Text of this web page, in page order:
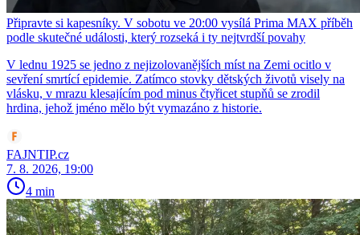
Připravte si kapesníky. V sobotu ve 20:00 vysílá Prima MAX příběh
podle skutečné události, který rozseká i ty nejtvrdší povahy
V lednu 1925 se jedno z nejizolovanějších míst na Zemi ocitlo v
sevření smrtící epidemie. Zatímco stovky dětských životů visely na
vlásku, v mrazu klesajícím pod minus čtyřicet stupňů se zrodil
hrdina, jehož jméno mělo být vymazáno z historie.
FAJNTIP.cz
7. 8. 2026, 19:00
4 min